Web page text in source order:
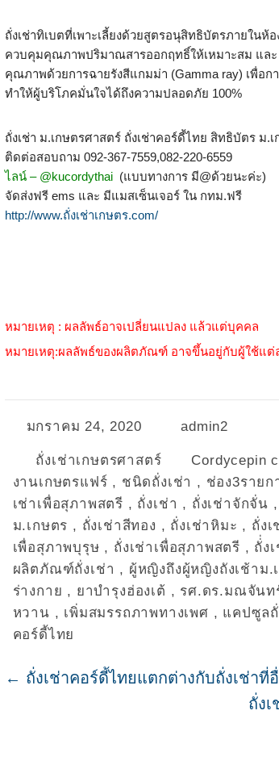
ถั่งเช่าทิเบตที่เพาะเลี้ยงด้วยสูตรอนุสิทธิบัตรภายใน
ควบคุมคุณภาพปริมาณสารออกฤทธิ์ให้เหมาะสม แล
คุณภาพด้วยการฉายรังสีแกมม่า (Gamma ray) เพื่อ
ทำให้ผู้บริโภคมั่นใจได้ถึงความปลอดภัย 100%
ถั่งเช่า ม.เกษตรศาสตร์ ถั่งเช่าคอร์ดี้ไทย สิทธิบัตร ม.เ
ติดต่อสอบถาม 092-367-7559,082-220-6559
ไลน์ – @kucordythai(แบบทางการ มี@ด้วยนะค่ะ)
จัดส่งฟรี ems และ มีแมสเซ็นเจอร์ ใน กทม.ฟรี
http://www.ถั่งเช่าเกษตร.com/
หมายเหตุ : ผลลัพธ์อาจเปลี่ยนแปลง แล้วแต่บุคคล
หมายเหตุ:ผลลัพธ์ของผลิตภัณฑ์ อาจขึ้นอยู่กับผู้ใช้แต่
มกราคม 24, 2020 admin2
ถั่งเช่าเกษตรศาสตร์ Cordycepin
งานเกษตรแฟร์ , ชนิดถั่งเช่า , ช่อง3ราย
เช่าเพื่อสุภาพสตรี , ถั่งเช่า , ถั่งเช่าจักจั่น ,
ม.เกษตร , ถั่งเช่าสีทอง , ถั่งเช่าหิมะ , ถั่ง
เพื่อสุภาพบุรุษ , ถั่งเช่าเพื่อสุภาพสตรี , ถั่่ง
ผลิตภัณฑ์ถั่งเช่า , ผู้หญิงถึงผู้หญิงถังเช้าม.
ร่างกาย , ยาบำรุงฮ่องเต้ , รศ.ดร.มณจันท
หวาน , เพิ่มสมรรถภาพทางเพศ , แคปซูลถั่
คอร์ดี้ไทย
← ถั่งเช่าคอร์ดี้ไทยแตกต่างกับถั่งเช่าที่
ถั่ง